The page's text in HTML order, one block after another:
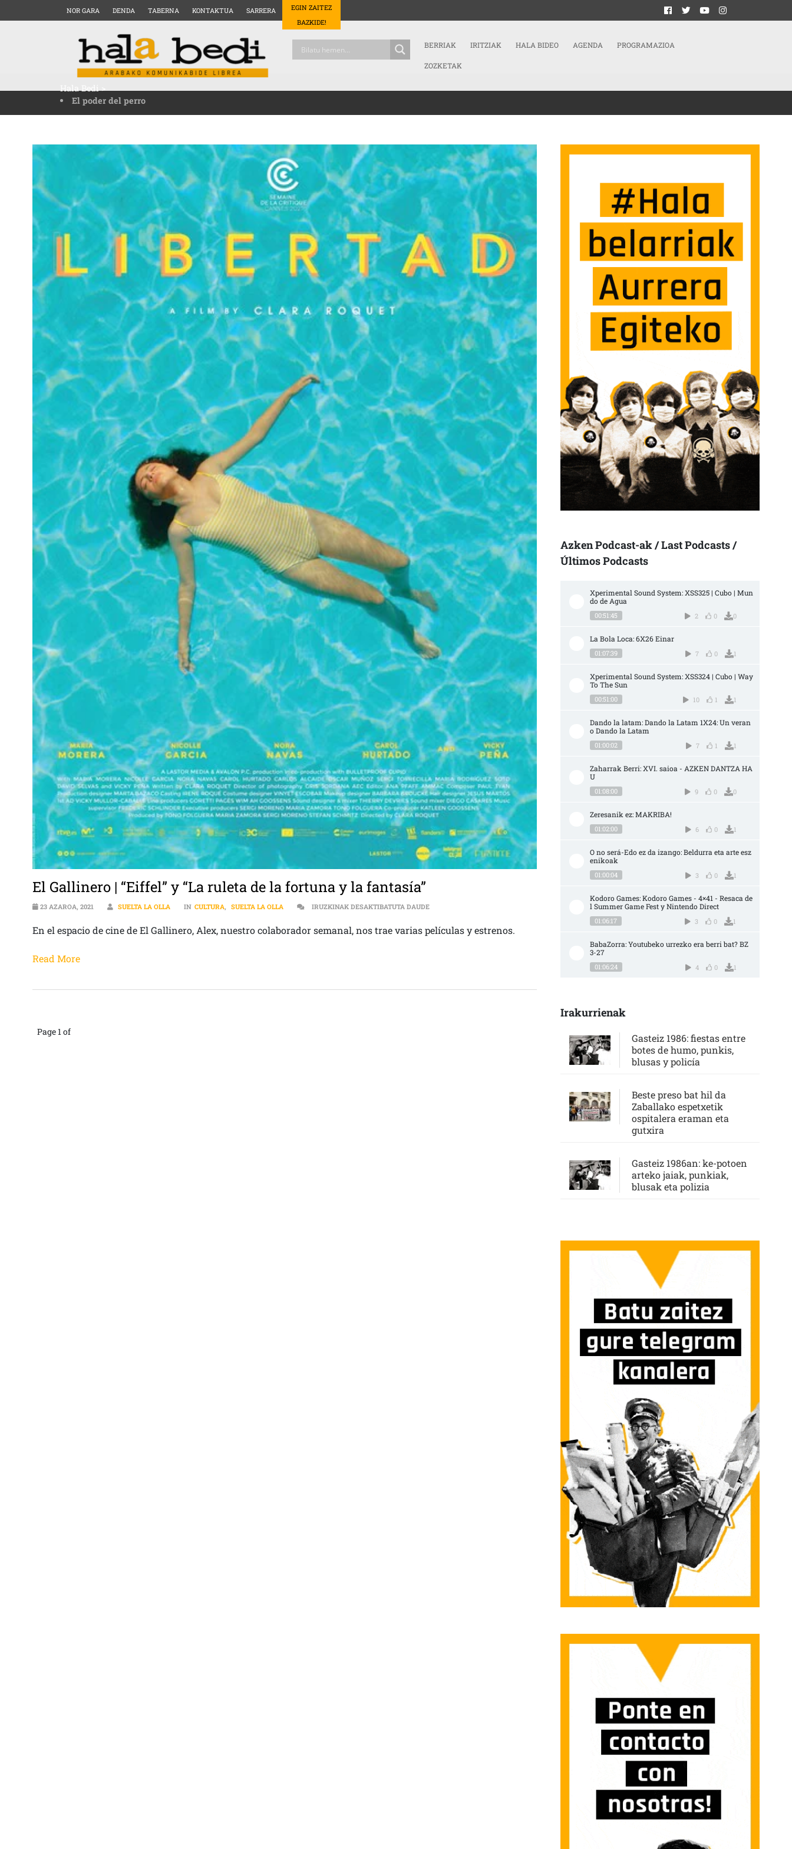
NOR GARA DENDA TABERNA KONTAKTUA SARRERA
EGIN ZAITEZ
BAZKIDE!
BERRIAK IRITZIAK HALA BIDEO AGENDA PROGRAMAZIOA
ZOZKETAK
Hala Bedi>
El poder del perro
El Gallinero | “Eiffel” y “La ruleta de la fortuna y la fantasía”
23 AZAROA, 2021 SUELTA LA OLLA IN CULTURA, SUELTA LA OLLA IRUZKINAK DESAKTIBATUTA DAUDEEL GALLINERO | “EIFFEL” Y “LA RULETA DE LA FORTUNA Y LA FANTASÍA” SARRERAN
En el espacio de cine de El Gallinero, Alex, nuestro colaborador semanal, nos trae varias películas y estrenos.
Read More
Page 1 of
Azken Podcast-ak / Last Podcasts /
Últimos Podcasts
Xperimental Sound System: XSS325 | Cubo | Mun
do de Agua
00:51:45 2 0 0
La Bola Loca: 6X26 Einar
01:07:39 7 0 1
Xperimental Sound System: XSS324 | Cubo | Way
To The Sun
00:51:00 10 1 1
Dando la latam: Dando la Latam 1X24: Un veran
o Dando la Latam
01:00:02 7 1 1
Zaharrak Berri: XVI. saioa - AZKEN DANTZA HA
U
01:08:00 9 0 0
Zeresanik ez: MAKRIBA!
01:02:00 6 0 1
O no será-Edo ez da izango: Beldurra eta arte esz
enikoak
01:00:04 3 0 1
Kodoro Games: Kodoro Games - 4×41 - Resaca de
l Summer Game Fest y Nintendo Direct
01:06:17 3 0 1
BabaZorra: Youtubeko urrezko era berri bat? BZ
3-27
01:06:24 4 0 1
Irakurrienak
Gasteiz 1986: fiestas entre
botes de humo, punkis,
blusas y policía
Beste preso bat hil da
Zaballako espetxetik
ospitalera eraman eta
gutxira
Gasteiz 1986an: ke-potoen
arteko jaiak, punkiak,
blusak eta polizia